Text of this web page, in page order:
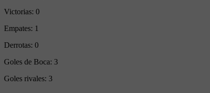
Victorias: 0
Empates: 1
Derrotas: 0
Goles de Boca: 3
Goles rivales: 3